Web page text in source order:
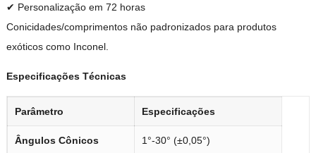
✔ Personalização em 72 horas
Conicidades/comprimentos não padronizados para produtos
exóticos como Inconel.
Especificações Técnicas
Parâmetro Especificações
Ângulos Cônicos 1°-30° (±0,05°)